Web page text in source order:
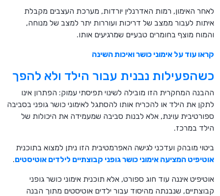
לאחר האימון, רמות האדרנלין יורדות, מערכת העצבים מקבלת
איתות לעבור ממצב של דריכות ועוררות יתר למצב של מנוחה,
והמוח מוצף בחומרים טבעיים שמרגיעים אותו.
קראו עוד על אימוני כושר ואיכות השינה
כשהפעילות נבנית עבור הילד ולא להפך
ההבנה המחקרית הזו מובילה לשינוי תפיסתי עמוק: הפתרון אינו
לתקן את הילד או להכריח אותו להסתגל לאימוני כושר גופני בסביבה
ספורטיבית עוינת, אלא לבנות סביבה שמעמידה את היכולות של
הילד במרכז.
ביטוי מובהק ועדכני לגישה האפרמטיבית הזו ניתן למצוא בתוכנית
אוטיפיט המציעה אימוני כושר גופני קבוצתיים לילדים אוטיסטים.
אוטיפיט איננה עוד חוג ספורט, אלא תוכנית אימוני כושר גופני
קבוצתיים, שנבנתה מהיסוד עבור ילדים אוטיסטים מתוך הבנה